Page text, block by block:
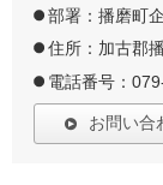
部署：播磨町
住所：加古郡
電話番号：
お問い合